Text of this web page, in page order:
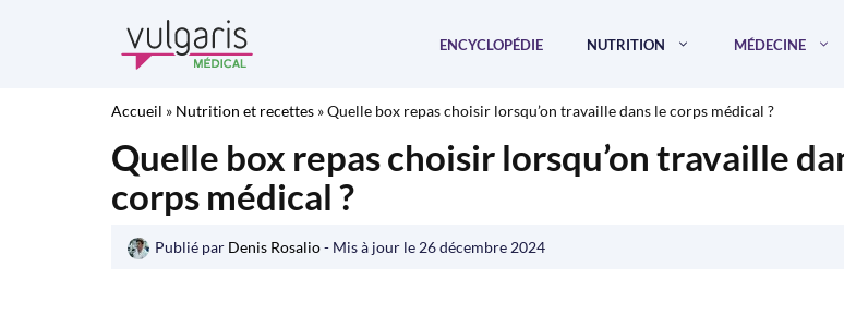
ENCYCLOPÉDIE NUTRITION MÉDECINE
Accueil » Nutrition et recettes »Quelle box repas choisir lorsqu’on travaille dans le corps médical ?
Quelle box repas choisir lorsqu’on travaille
corps médical ?
Publié par Denis Rosalio- Mis à jour le 26 décembre 2024